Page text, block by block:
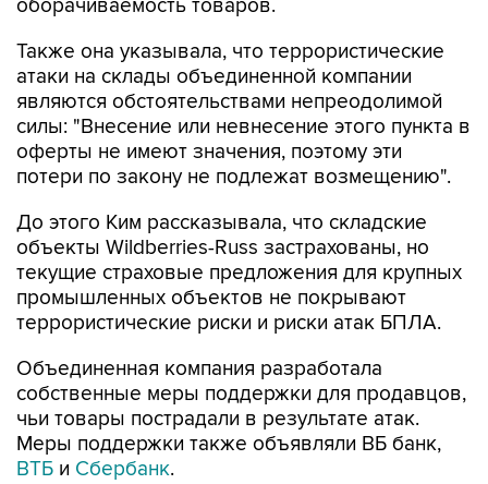
оборачиваемость товаров.
Также она указывала, что террористические
атаки на склады объединенной компании
являются обстоятельствами непреодолимой
силы: "Внесение или невнесение этого пункта в
оферты не имеют значения, поэтому эти
потери по закону не подлежат возмещению".
До этого Ким рассказывала, что складские
объекты Wildberries-Russ застрахованы, но
текущие страховые предложения для крупных
промышленных объектов не покрывают
террористические риски и риски атак БПЛА.
Объединенная компания разработала
собственные меры поддержки для продавцов,
чьи товары пострадали в результате атак.
Меры поддержки также объявляли ВБ банк,
ВТБ и Сбербанк.